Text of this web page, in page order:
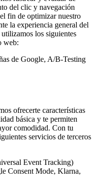
del clic y navegación
fin de optimizar nuestro
la experiencia general del
los siguientes
web:
de Google, A/B-Testing
ofrecerte características
básica y te permiten
comodidad. Con tu
servicios de terceros
Event Tracking)
Consent Mode, Klarna,